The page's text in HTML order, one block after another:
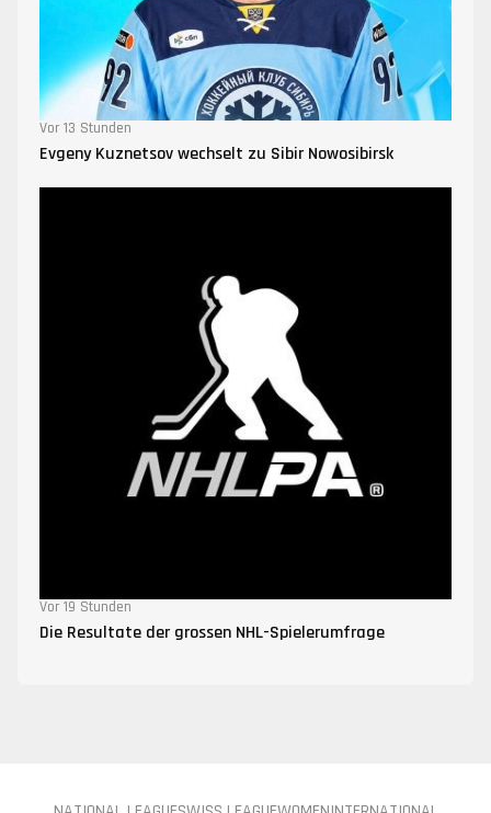
Vor 13 Stunden
Evgeny Kuznetsov wechselt zu Sibir Nowosibirsk
Vor 19 Stunden
Die Resultate der grossen NHL-Spielerumfrage